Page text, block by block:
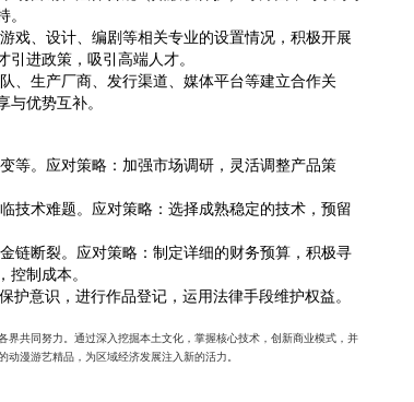
戏、设计、编剧等相关专业的设置情况，积极开展
进政策，吸引高端人才。
、生产厂商、发行渠道、媒体平台等建立合作关
优势互补。
等。应对策略：加强市场调研，灵活调整产品策
技术难题。应对策略：选择成熟稳定的技术，预留
链断裂。应对策略：制定详细的财务预算，积极寻
制成本。
护意识，进行作品登记，运用法律手段维护权益。
共同努力。通过深入挖掘本土文化，掌握核心技术，创新商业模式，并
漫游艺精品，为区域经济发展注入新的活力。